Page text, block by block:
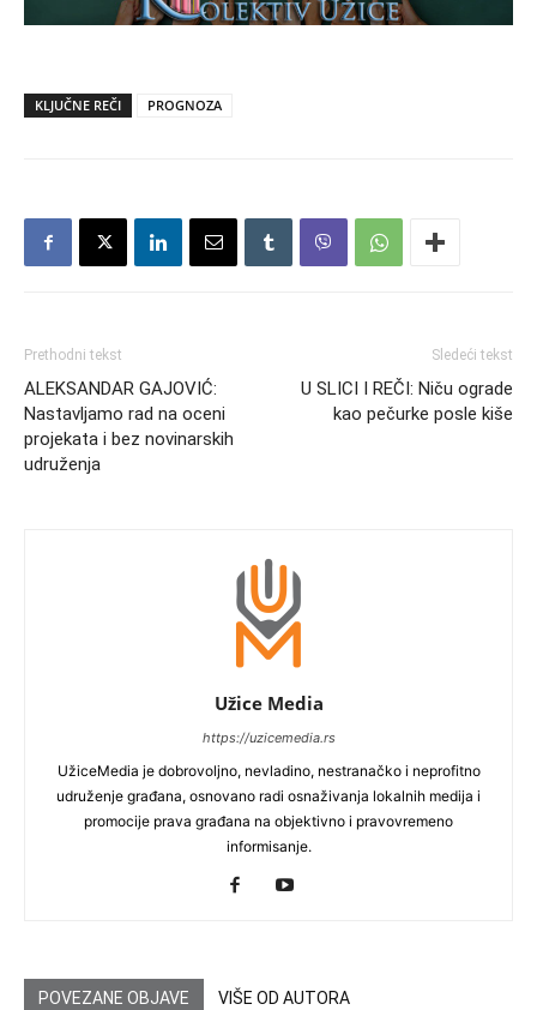
KLJUČNE REČI PROGNOZA
Prethodni tekst
ALEKSANDAR GAJOVIĆ:
Nastavljamo rad na oceni
projekata i bez novinarskih
udruženja
Sledeći tekst
U SLICI I REČI: Niču ograde
kao pečurke posle kiše
Užice Media
https://uzicemedia.rs
UžiceMedia je dobrovoljno, nevladino, nestranačko i neprofitno
udruženje građana, osnovano radi osnaživanja lokalnih medija i
promocije prava građana na objektivno i pravovremeno
informisanje.
POVEZANE OBJAVE VIŠE OD AUTORA